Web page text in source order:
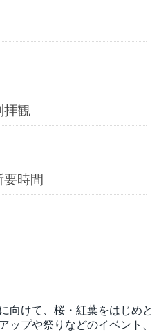
拝観
時間
向けて、桜・紅葉をはじめと
ップや祭りなどのイベント、